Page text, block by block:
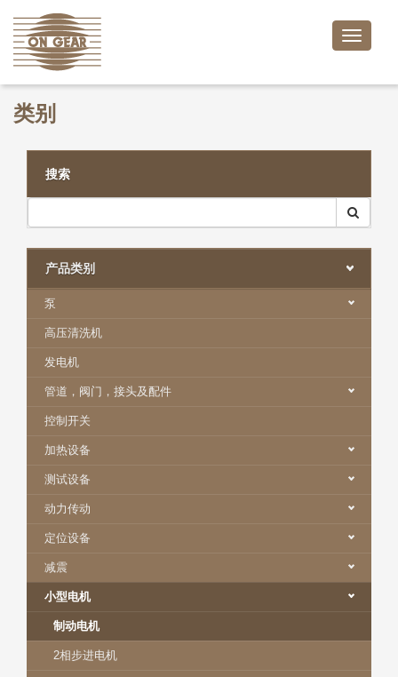
Toggle
类别
搜索
产品类别
泵
高压清洗机
发电机
管道，阀门，接头及配件
控制开关
加热设备
测试设备
动力传动
定位设备
减震
小型电机
制动电机
2相步进电机